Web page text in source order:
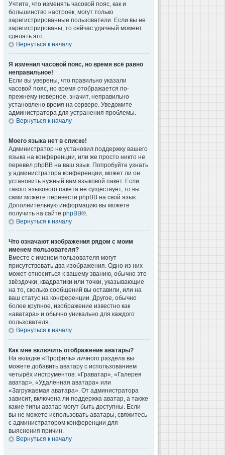
Учтите, что изменять часовой пояс, как и
большинство настроек, могут только
зарегистрированные пользователи. Если вы не
зарегистрированы, то сейчас удачный момент
сделать это.
Вернуться к началу
Я изменил часовой пояс, но время всё равно
неправильное!
Если вы уверены, что правильно указали
часовой пояс, но время отображается по-
прежнему неверное, значит, неправильно
установлено время на сервере. Уведомите
администратора для устранения проблемы.
Вернуться к началу
Моего языка нет в списке!
Администратор не установил поддержку вашего
языка на конференции, или же просто никто не
перевёл phpBB на ваш язык. Попробуйте узнать
у администратора конференции, может ли он
установить нужный вам языковой пакет. Если
такого языкового пакета не существует, то вы
сами можете перевести phpBB на свой язык.
Дополнительную информацию вы можете
получить на сайте phpBB®.
Вернуться к началу
Что означают изображения рядом с моим
именем пользователя?
Вместе с именем пользователя могут
присутствовать два изображения. Одно из них
может относиться к вашему званию, обычно это
звёздочки, квадратики или точки, указывающие
на то, сколько сообщений вы оставили, или на
ваш статус на конференции. Другое, обычно
более крупное, изображение известно как
«аватара» и обычно уникально для каждого
пользователя.
Вернуться к началу
Как мне включить отображение аватары?
На вкладке «Профиль» личного раздела вы
можете добавить аватару с использованием
четырёх инструментов: «Граватар», «Галерея
аватар», «Удалённая аватара» или
«Загружаемая аватара». От администратора
зависит, включена ли поддержка аватар, а также
какие типы аватар могут быть доступны. Если
вы не можете использовать аватары, свяжитесь
с администратором конференции для
выяснения причин.
Вернуться к началу